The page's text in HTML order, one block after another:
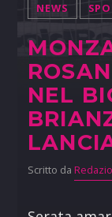
NEWS
NEL
Scritto da